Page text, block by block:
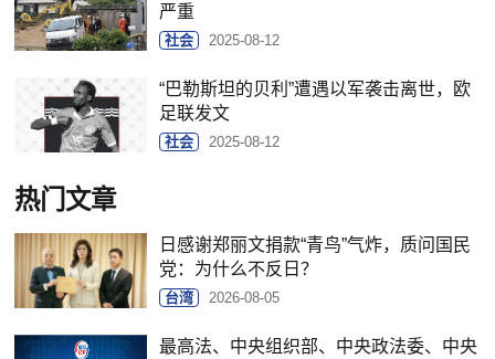
严重
社会 2025-08-12
“巴勒斯坦的贝利”遭遇以军袭击离世，欧
足联发文
社会 2025-08-12
热门文章
日感谢郑丽文捐款“青鸟”气炸，质问国民
党：为什么不反日？
台湾 2026-08-05
最高法、中央组织部、中央政法委、中央